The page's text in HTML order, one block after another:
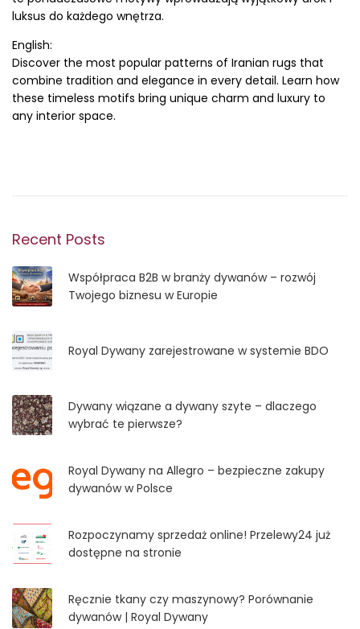
o
8
luksus do każdego wnętrza.
English:
Discover the most popular patterns of Iranian rugs that
combine tradition and elegance in every detail. Learn how
these timeless motifs bring unique charm and luxury to
any interior space.
Recent Posts
Współpraca B2B w branży dywanów – rozwój
Twojego biznesu w Europie
Royal Dywany zarejestrowane w systemie BDO
Dywany wiązane a dywany szyte – dlaczego
wybrać te pierwsze?
Royal Dywany na Allegro – bezpieczne zakupy
dywanów w Polsce
Rozpoczynamy sprzedaż online! Przelewy24 już
dostępne na stronie
Ręcznie tkany czy maszynowy? Porównanie
dywanów | Royal Dywany